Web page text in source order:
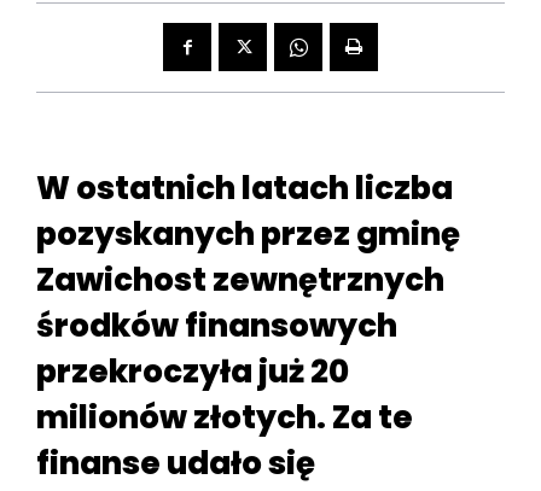
W ostatnich latach liczba
pozyskanych przez gminę
Zawichost zewnętrznych
środków finansowych
przekroczyła już 20
milionów złotych. Za te
finanse udało się